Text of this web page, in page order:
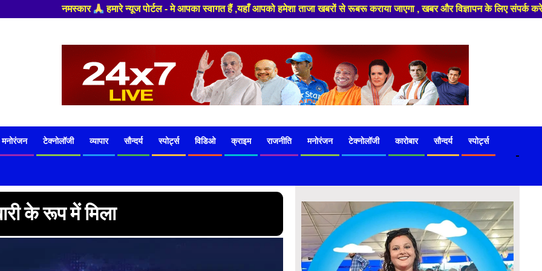
- मे आपका स्वागत हैं ,यहाँ आपको हमेशा ताजा खबरों से रूबरू कराया जाएगा , खबर और विज्ञापन के लिए संपर्क करे +91 97541 60816 ,हमारे यूट्यूब चैनल
मनोरंजन टेक्नोलॉजी व्यापार सौन्दर्य स्पोर्ट्स विडिओ क्राइम राजनीति मनोरंजन टेक्नोलॉजी कारोबार सौन्दर्य स्पोर्ट्स
-
के रूप में मिला